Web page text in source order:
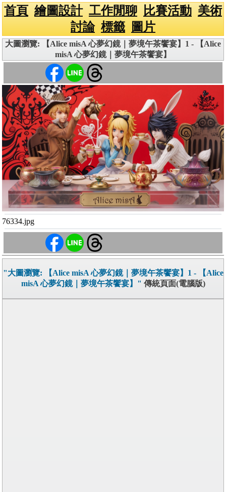
首頁 繪圖設計 工作閒聊 比賽活動 美術
討論 標籤 圖片
大圖瀏覽: 【Alice misA 心夢幻鏡｜夢境午茶饗宴】1 - 【Alice
misA 心夢幻鏡｜夢境午茶饗宴】
76334.jpg
"大圖瀏覽: 【Alice misA 心夢幻鏡｜夢境午茶饗宴】1 - 【Alice
misA 心夢幻鏡｜夢境午茶饗宴】" 傳統頁面(電腦版)